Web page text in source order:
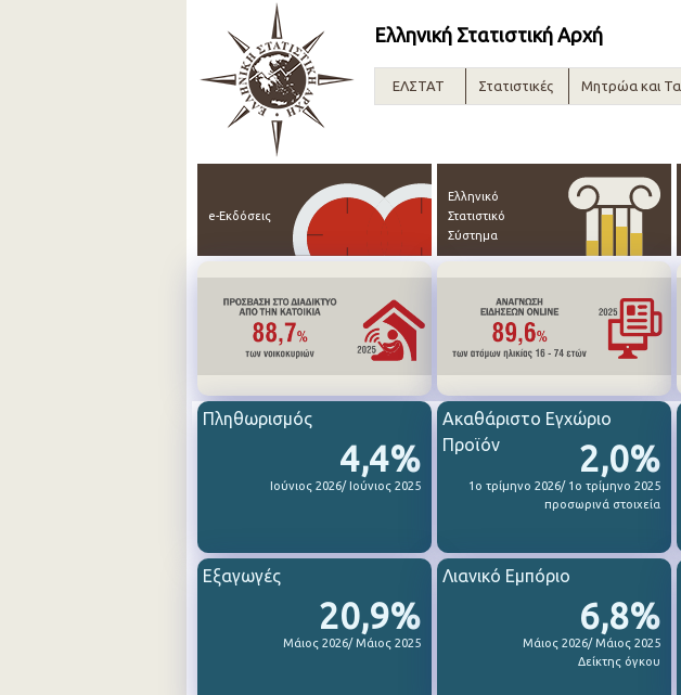
Ελληνική Στατιστική Αρχή
ΕΛΣΤΑΤ Στατιστικές Μητρώα και
e-Εκδόσεις
Ελληνικό
Στατιστικό
Σύστημα
4,4%
Ιούνιος 2026/ Ιούνιος 2025
Πληθωρισμός
2,0%
1ο τρίμηνο 2026/ 1ο τρίμηνο 2025
προσωρινά στοιχεία
Ακαθάριστο Εγχώριο
Προϊόν
20,9%
Μάιος 2026/ Μάιος 2025
Εξαγωγές
6,8%
Μάιος 2026/ Μάιος 2025
Δείκτης όγκου
Λιανικό Εμπόριο